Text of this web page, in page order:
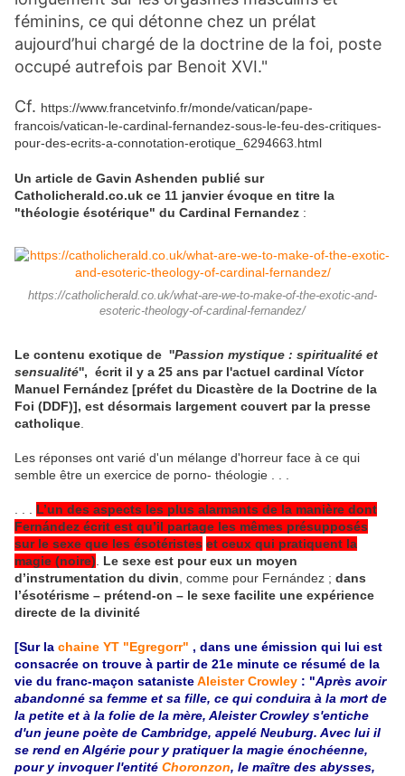
féminins, ce qui détonne chez un prélat
aujourd’hui chargé de la doctrine de la foi, poste
occupé autrefois par Benoit XVI."
Cf. https://www.francetvinfo.fr/monde/vatican/pape-
francois/vatican-le-cardinal-fernandez-sous-le-feu-des-critiques-
pour-des-ecrits-a-connotation-erotique_6294663.html
Un article de Gavin Ashenden publié sur
Catholicherald.co.uk ce 11 janvier évoque en titre la
"théologie ésotérique" du Cardinal Fernandez :
https://catholicherald.co.uk/what-are-we-to-make-of-the-exotic-and-
esoteric-theology-of-cardinal-fernandez/
Le contenu exotique de ''Passion mystique : spiritualité et
sensualité'', écrit il y a 25 ans par l'actuel cardinal Víctor
Manuel Fernández [préfet du Dicastère de la Doctrine de la
Foi (DDF)], est désormais largement couvert par la presse
catholique
Les réponses ont varié d'un mélange d'horreur face à ce qui
semble être un exercice de porno- théologie . . .
L’un des aspects les plus alarmants de la manière dont
Fernández écrit est qu’il partage les mêmes présupposés
sur le sexe que les ésotéristes et ceux qui pratiquent la
magie (noire)
Le sexe est pour eux un moyen
d’instrumentation du divin , comme pour Fernández ; dans
l’ésotérisme – prétend-on – le sexe facilite une expérience
directe de la divinité
[Sur la chaine YT "Egregorr" , dans une émission qui lui est
consacrée on trouve à partir de 21e minute ce résumé de la
vie du franc-maçon satanisteAleister Crowley : "Après avoir
abandonné sa femme et sa fille, ce qui conduira à la mort de
la petite et à la folie de la mère, Aleister Crowley s'entiche
d'un jeune poète de Cambridge, appelé Neuburg. Avec lui il
se rend en Algérie pour y pratiquer la magie énochéenne,
pour y invoquer l'entité Choronzon, le maître des abysses,